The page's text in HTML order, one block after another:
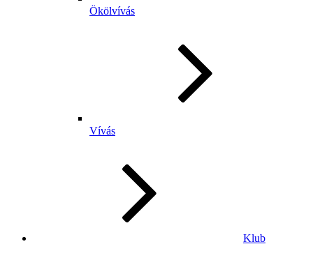
Ökölvívás
Vívás
Klub